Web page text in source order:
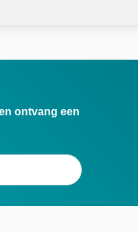
ontvang een